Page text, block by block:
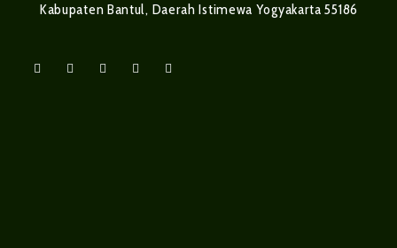
Kabupaten Bantul, Daerah Istimewa Yogyakarta 55186